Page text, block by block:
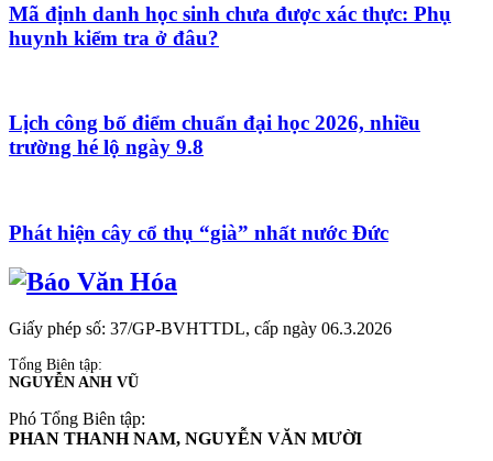
Mã định danh học sinh chưa được xác thực: Phụ
huynh kiểm tra ở đâu?
Lịch công bố điểm chuẩn đại học 2026, nhiều
trường hé lộ ngày 9.8
Phát hiện cây cổ thụ “già” nhất nước Đức
Giấy phép số: 37/GP-BVHTTDL, cấp ngày 06.3.2026
Tổng Biên tập:
NGUYỄN ANH VŨ
Phó Tổng Biên tập:
PHAN THANH NAM, NGUYỄN VĂN MƯỜI